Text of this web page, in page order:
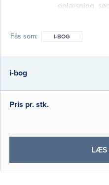
oplæsning,
opdateret
Fås som I-BOG
i-bog
Pris pr. stk.
LÆS